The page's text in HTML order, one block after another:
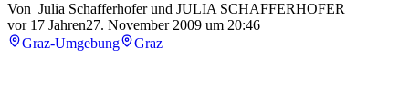
Von Julia Schafferhoferund JULIA SCHAFFERHOFER
vor 17 Jahren27. November 2009 um 20:46
Graz-Umgebung
Graz